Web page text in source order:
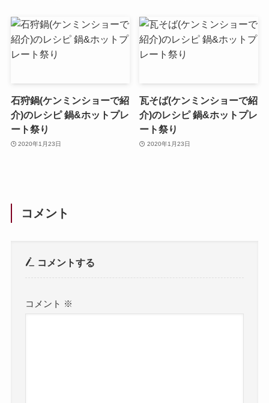
石狩鍋(ケンミンショーで紹
介)のレシピ 鍋&ホットプレ
ート祭り
2020年1月23日
瓦そば(ケンミンショーで紹
介)のレシピ 鍋&ホットプレ
ート祭り
2020年1月23日
コメント
コメントする
コメント ※